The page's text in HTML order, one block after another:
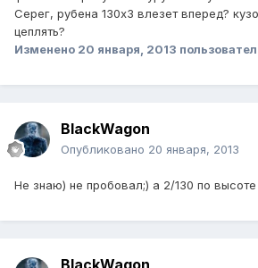
Серег, рубена 130х3 влезет вперед?
цеплять?
Изменено 20 января, 2013
BlackWagon
Опубликовано 20 января, 2013
Не знаю) не пробовал;) а 2/130 по